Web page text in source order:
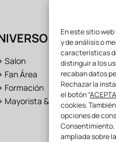
En este sitio
y de análisis o
características
distinguir a los
recaban datos
Rechazar la
el botón “
cookies.
opciones de
Consentimiento.
ampliada sobre
LONGWELL
Salon
Fan Área
Formación
Mayorista & distribuidor